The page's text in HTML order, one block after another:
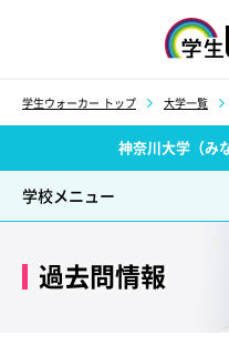
学生ウォーカー トップ 大学一覧
神奈川大学（み
学校メニュー
過去問情報